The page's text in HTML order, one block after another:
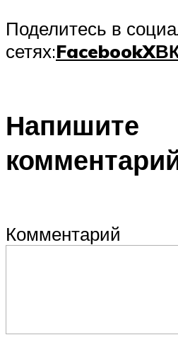
Поделитесь в
сетях:FacebookX
Напишите
Комментарий